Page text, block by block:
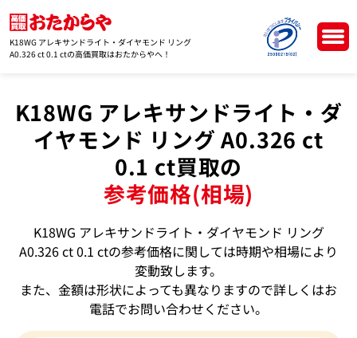
K18WG アレキサンドライト・ダイヤモンド リング
A0.326 ct 0.1 ctの高価買取はおたからやへ！
K18WG アレキサンドライト・ダ
イヤモンド リング A0.326 ct
0.1 ct買取の
参考価格(相場)
K18WG アレキサンドライト・ダイヤモンド リング
A0.326 ct 0.1 ctの参考価格に関しては時期や相場により
変動致します。
また、金額は形状によっても異なりますので詳しくはお
電話でお問い合わせください。